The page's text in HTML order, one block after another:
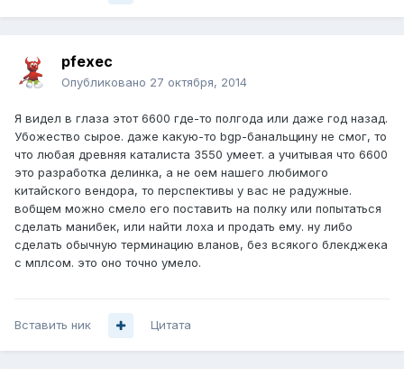
pfexec
Опубликовано 27 октября, 2014
Я видел в глаза этот 6600 где-то полгода или даже год назад.
Убожество сырое. даже какую-то bgp-банальщину не смог, то
что любая древняя каталиста 3550 умеет. а учитывая что 6600
это разработка делинка, а не оем нашего любимого
китайского вендора, то перспективы у вас не радужные.
вобщем можно смело его поставить на полку или попытаться
сделать манибек, или найти лоха и продать ему. ну либо
сделать обычную терминацию вланов, без всякого блекджека
с мплсом. это оно точно умело.
Вставить ник Цитата